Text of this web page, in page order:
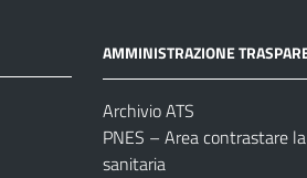
AMMINISTRAZIONE
Archivio ATS
PNES – Area contrastare
sanitaria